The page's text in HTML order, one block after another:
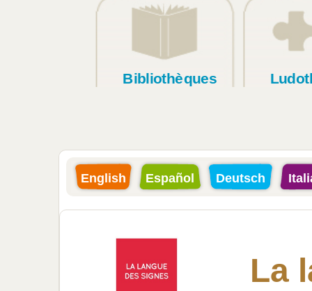
Bibliothèques
English Español Deutsch
La